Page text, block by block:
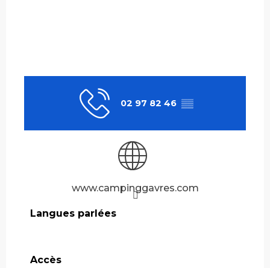
02 97 82 46 ▒▒
www.campinggavres.com
Langues parlées
Langues parlées
Accès
Accès